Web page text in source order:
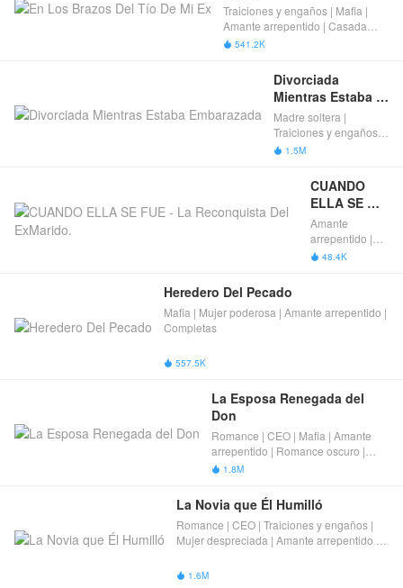
Traiciones y engaños | Mafia |
Amante arrepentido | Casada
Con Mi Ex's Familiar | Completas
 541.2K
Divorciada
Mientras Estaba
Embarazada
Madre soltera |
Traiciones y engaños |
Amante arrepentido |
 1.5M
CUANDO
ELLA SE
FUE - La
Reconquista
Del
Amante
arrepentido |
Reencuentro |
 48.4K
Heredero Del Pecado
Mafia | Mujer poderosa | Amante arrepentido |
Completas
 557.5K
La Esposa Renegada del
Don
Romance | CEO | Mafia | Amante
arrepentido | Romance oscuro |
Completas
 1.8M
La Novia que Él Humilló
Romance | CEO | Traiciones y engaños |
Mujer despreciada | Amante arrepentido |
 1.6M